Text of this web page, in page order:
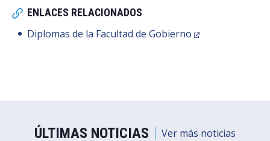
ENLACES RELACIONADOS
Diplomas de la Facultad de Gobierno
ÚLTIMAS NOTICIAS Ver más noticias